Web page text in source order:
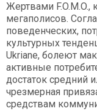
Жертвами F.O.M.O.,
мегаполисов.
поведенческих,
культурных
Ukriane, болеют
активные
достаток средний
чрезмерная
средствам